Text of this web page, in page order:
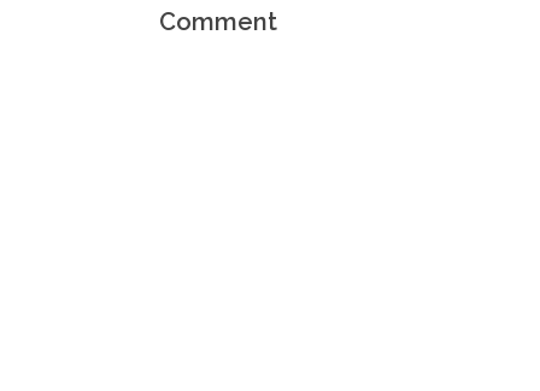
Comment